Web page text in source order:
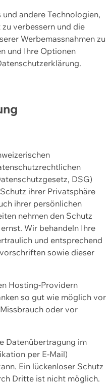
andere Technologien,
verbessern und die
Werbemassnahmen zu
und Ihre Optionen
DSG)
ihrer Privatsphäre
ihrer persönlichen
nehmen den Schutz
Wir behandeln Ihre
und entsprechend
sowie dieser
Hosting-Providern
so gut wie möglich vor
oder vor
Datenübertragung im
per E-Mail)
Ein lückenloser Schutz
Dritte ist nicht möglich.